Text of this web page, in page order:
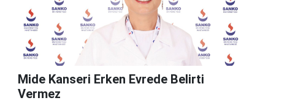
Mide Kanseri Erken Evrede Belirti
Vermez